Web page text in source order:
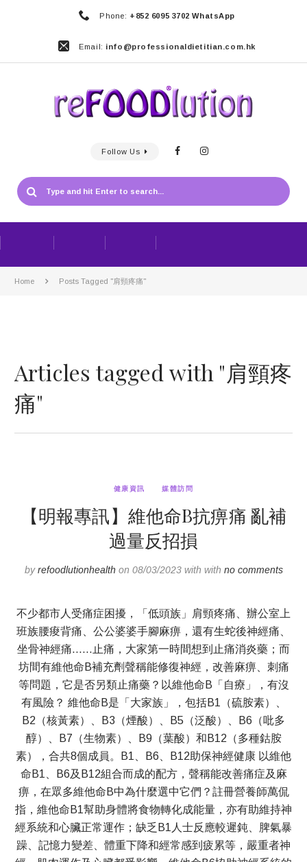
Phone: +852 6095 3702 WhatsApp
Email: info@professionaldietitian.com.hk
Follow Us
Home Posts Tagged "肩頸疼痛"
Articles tagged with "肩頸疼
痛"
健康資訊 媒體訪問
【明報專訊】維他命B抗痹痛 亂補
過量反招損
byrefoodlutionhealth on 08/03/2023 with with no comments
不少都市人受痛症困擾，「低頭族」肩頸疼痛、辦公室上
班族腰痠背痛、公公婆婆手腳麻痹，還有生蛇後神經痛、
坐骨神經痛……止痛，大家第一時間想到止痛消炎藥；而
坊間有維他命B補充劑聲稱能修復神經，改善麻痹、刺痛
等問題，它是否另類止痛藥？以維他命B「自療」，有沒
有風險？ 維他命B是「大家族」，包括B1（硫胺素）、
B2（核黃素）、B3（煙酸）、B5（泛酸）、B6（吡多
醇）、B7（生物素）、B9（葉酸）和B12（多種鈷胺
素），合共8個成員。B1、B6、B12助保神經健康 以維他
命B1、B6及B12組合而成的配方，聲稱能改善痛症及麻
痹，在眾多維他命B中為什麼選中它們？註冊營養師萬侃
指，維他命B1幫助身體將食物轉化成能量，亦有助維持神
經系統和心臟正常運作；缺乏B1人士反應較遲鈍、脾氣暴
躁、記憶力變差、體重下降和經常感到疲累等，嚴重者神